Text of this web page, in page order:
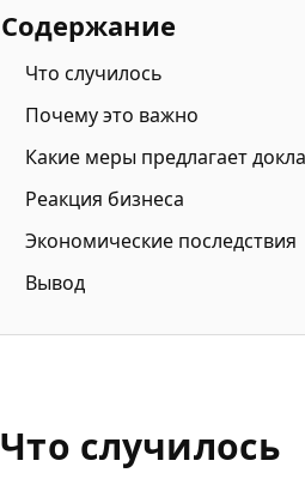
Содержание
Что случилось
Почему это важно
Какие меры предлагает
Реакция бизнеса
Экономические последствия
Вывод
Что случилось